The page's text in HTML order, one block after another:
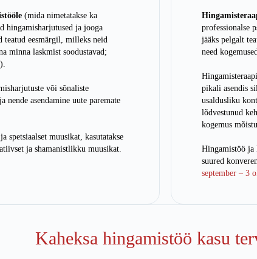
(mida nimetatakse ka
hingamisharjutused ja jooga
eesmärgil, milleks neid
minna laskmist soodustavad;
või sõnaliste
nende asendamine uute paremate
spetsiaalset muusikat, kasutatakse
ja shamanistlikku muusikat.
professionalse
jääks pelgalt
need
pikali asendis
usaldusliku
lõdvestunud
kogemus
Hingamistöö ja
suured
september – 3
Kaheksa hingamistöö kasu